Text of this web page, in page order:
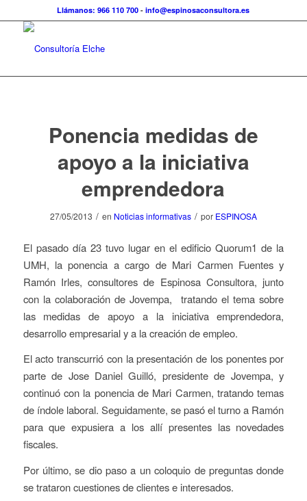
Llámanos: 966 110 700 -info@espinosaconsultora.es
Ponencia medidas de
apoyo a la iniciativa
emprendedora
27/05/2013 / en Noticias informativas / por ESPINOSA
El pasado día 23 tuvo lugar en el edificio Quorum1 de la
UMH, la ponencia a cargo de Mari Carmen Fuentes y
Ramón Irles, consultores de Espinosa Consultora, junto
con la colaboración de Jovempa, tratando el tema sobre
las medidas de apoyo a la iniciativa emprendedora,
desarrollo empresarial y a la creación de empleo.
El acto transcurrió con la presentación de los ponentes por
parte de Jose Daniel Guilló, presidente de Jovempa, y
continuó con la ponencia de Mari Carmen, tratando temas
de índole laboral. Seguidamente, se pasó el turno a Ramón
para que expusiera a los allí presentes las novedades
fiscales.
Por último, se dio paso a un coloquio de preguntas donde
se trataron cuestiones de clientes e interesados.